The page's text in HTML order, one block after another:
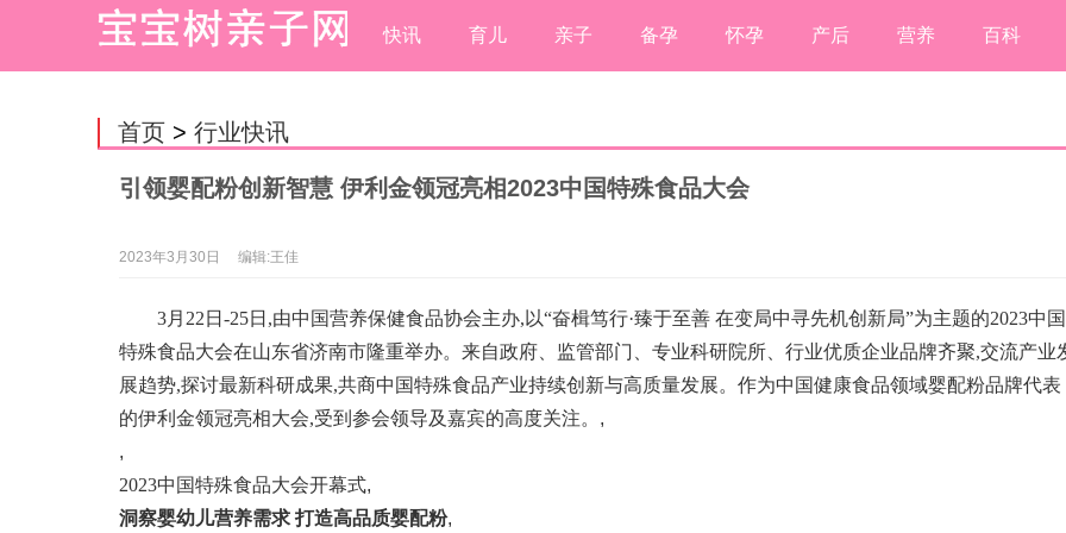
快讯 育儿 亲子 备孕 怀孕 产后 营养 百科
首页 > 行业快讯
引领婴配粉创新智慧 伊利金领冠亮相2023中国特殊食品大会
2023年3月30日 编辑:王佳
3月22日-25日,由中国营养保健食品协会主办,以“奋楫笃行·臻于至善 在变局中寻先机创新局”为主题的2023中国
特殊食品大会在山东省济南市隆重举办。来自政府、监管部门、专业科研院所、行业优质企业品牌齐聚,交流产业
展趋势,探讨最新科研成果,共商中国特殊食品产业持续创新与高质量发展。作为中国健康食品领域婴配粉品牌代表
的伊利金领冠亮相大会,受到参会领导及嘉宾的高度关注。 ,
,
2023中国特殊食品大会开幕式,
洞察婴幼儿营养需求 打造高品质婴配粉,